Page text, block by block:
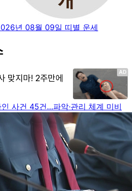
년 08월 09일 띠별 운세
사건 45건…파악·관리 체계 미비